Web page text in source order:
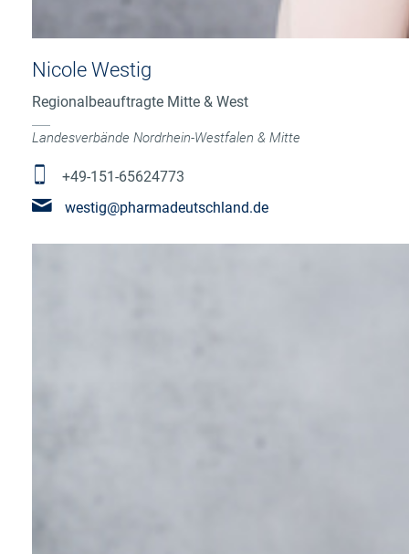
Nicole Westig
Regionalbeauftragte Mitte & West
Landesverbände Nordrhein-Westfalen & Mitte
+49-151-65624773
westig@pharmadeutschland.de